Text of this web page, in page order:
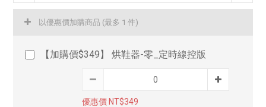
以優惠價加購商品 (最多 1 件)
【加購價$349】 烘鞋器-零_定時線控版
優惠價 NT$349